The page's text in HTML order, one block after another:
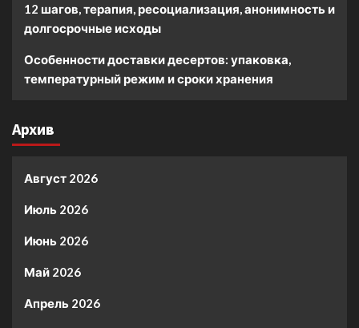
12 шагов, терапия, ресоциализация, анонимность и
долгосрочные исходы
Особенности доставки десертов: упаковка,
температурный режим и сроки хранения
Архив
Август 2026
Июль 2026
Июнь 2026
Май 2026
Апрель 2026